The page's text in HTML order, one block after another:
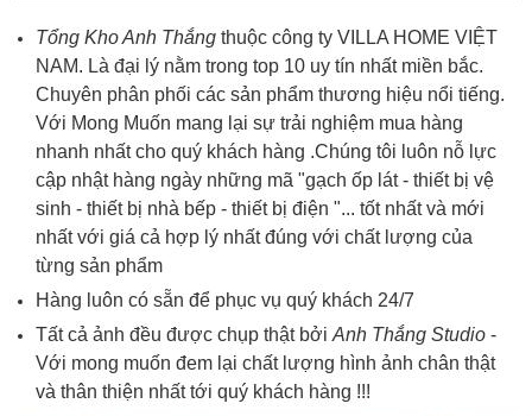
Tổng Kho Anh Thắng thuộc công ty VILLA HOME VIỆT
NAM. Là đại lý nằm trong top 10 uy tín nhất miền bắc.
Chuyên phân phối các sản phẩm thương hiệu nổi tiếng.
Với Mong Muốn mang lại sự trải nghiệm mua hàng
nhanh nhất cho quý khách hàng .Chúng tôi luôn nỗ lực
cập nhật hàng ngày những mã "gạch ốp lát - thiết bị vệ
sinh - thiết bị nhà bếp - thiết bị điện "... tốt nhất và mới
nhất với giá cả hợp lý nhất đúng với chất lượng của
từng sản phẩm
Hàng luôn có sẵn để phục vụ quý khách 24/7
Tất cả ảnh đều được chụp thật bởi Anh Thắng Studio -
Với mong muốn đem lại chất lượng hình ảnh chân thật
và thân thiện nhất tới quý khách hàng !!!